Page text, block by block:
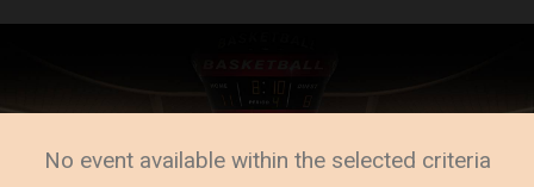
No event available within the selected criteria